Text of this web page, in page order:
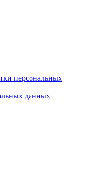
персональных
данных